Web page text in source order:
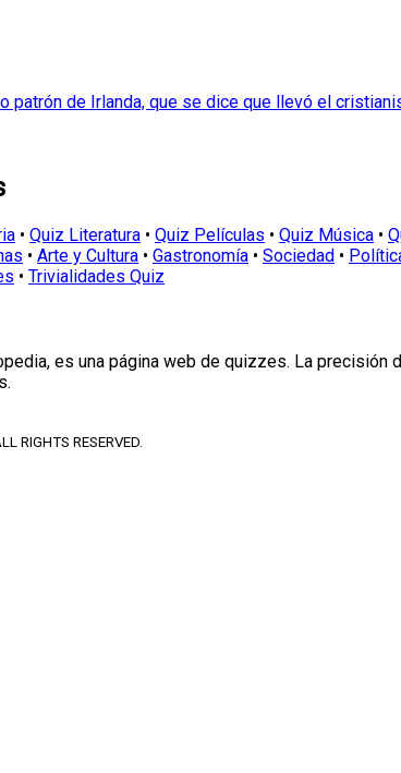
patrón de Irlanda, que se dice que llevó el
• Quiz Literatura • Quiz Películas • Quiz Música •
• Arte y Cultura • Gastronomía • Sociedad •
• Trivialidades Quiz
es una página web de quizzes. La
RIGHTS RESERVED.